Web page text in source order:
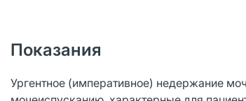
Показания
Ургентное (императивное) недержание